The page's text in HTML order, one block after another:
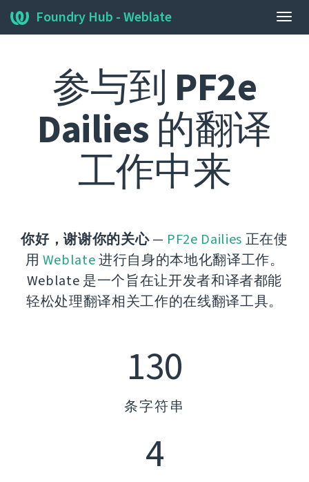
展
开/
Foundry Hub - Weblate
参与到 PF2e
Dailies的翻译
工作中来
你好，谢谢你的关心— PF2e Dailies 正在使
用 Weblate进行自身的本地化翻译工作。
Weblate 是一个旨在让开发者和译者都能
轻松处理翻译相关工作的在线翻译工具。
130
条字符串
4